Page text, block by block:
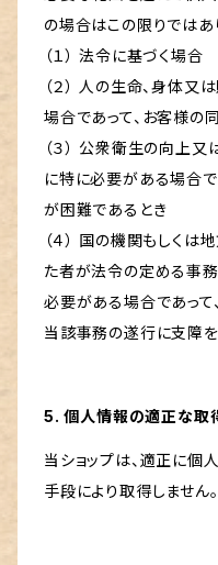
の場合はこの限りではあ
（１） 法令に基づく場合
（２） 人の生命、身体
場合であって、お客様の
（３） 公衆衛生の向上
に特に必要がある場合
が困難であるとき
（４） 国の機関もしく
た者が法令の定める事
必要がある場合であって
当該事務の遂行に支障
5. 個人情報の適正な取
当ショップは、適正に個
手段により取得しません。